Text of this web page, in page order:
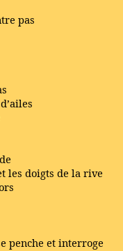
pas
les doigts de la rive
penche et interroge